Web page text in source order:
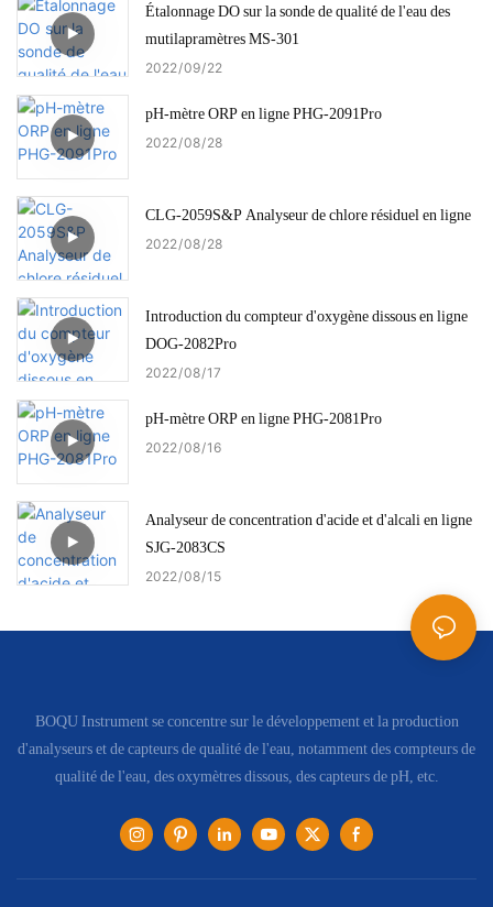
Étalonnage DO sur la sonde de qualité de l'eau des
mutilapramètres MS-301
2022 09 22
pH-mètre ORP en ligne PHG-2091Pro
2022 08 28
CLG-2059S&P Analyseur de chlore résiduel en ligne
2022 08 28
Introduction du compteur d'oxygène dissous en ligne
DOG-2082Pro
2022 08 17
pH-mètre ORP en ligne PHG-2081Pro
2022 08 16
Analyseur de concentration d'acide et d'alcali en ligne
SJG-2083CS
2022 08 15
BOQU Instrument se concentre sur le développement et la production
d'analyseurs et de capteurs de qualité de l'eau, notamment des compteurs de
qualité de l'eau, des oxymètres dissous, des capteurs de pH, etc.